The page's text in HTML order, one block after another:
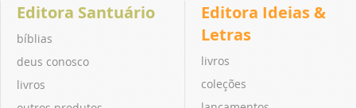
Editora Santuário
bíblias
deus conosco
livros
Editora Ideias &
Letras
livros
coleções